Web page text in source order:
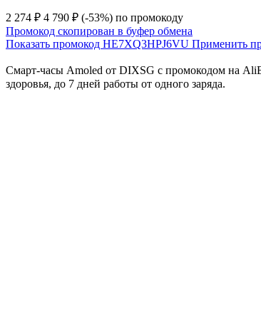
2 274 ₽ 4 790 ₽ (-53%) по промокоду
Промокод скопирован в буфер обмена
Показать промокод HE7XQ3HPJ6VU Применить
Смарт-часы Amoled от DIXSG с промокодом на
здоровья, до 7 дней работы от одного заряда.